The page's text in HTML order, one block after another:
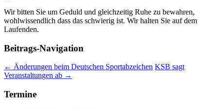
Wir bitten Sie um Geduld und gleichzeitig Ruhe zu bewahren,
wohlwissendlich dass das schwierig ist. Wir halten Sie auf dem
Laufenden.
Beitrags-Navigation
← Änderungen beim Deutschen Sportabzeichen KSB sagt
Veranstaltungen ab →
Termine